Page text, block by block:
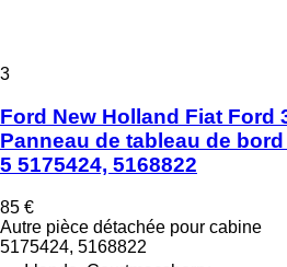
3
Ford New Holland Fiat Ford
Panneau de tableau de
5 5175424, 5168822
85 €
Autre pièce détachée pour cabine
5175424, 5168822